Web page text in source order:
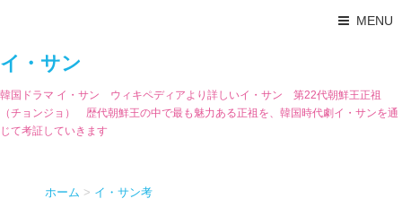
MENU
イ・サン
韓国ドラマ イ・サン ウィキペディアより詳しいイ・サン 第22代朝鮮王正祖
（チョンジョ） 歴代朝鮮王の中で最も魅力ある正祖を、韓国時代劇イ・サンを通
じて考証していきます
ホーム > イ・サン考